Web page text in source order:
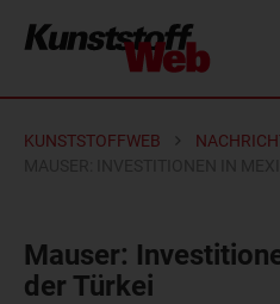
KUNSTSTOFFWEB
Mauser:
der Türkei